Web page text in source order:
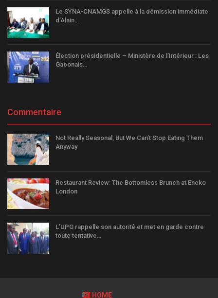
Le SYNA-CNAMGS appelle à la démission immédiate
d’Alain…
Élection présidentielle – Ministère de l’Intérieur : Les
Gabonais…
Commentaire
Not Really Seasonal, But We Can’t Stop Eating Them
Anyway
Restaurant Review: The Bottomless Brunch at Eneko
London
L’UPG rappelle son autorité et met en garde contre
toute tentative…
HOME